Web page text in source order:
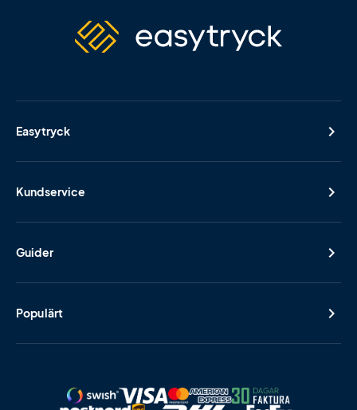
Easytryck
Kundservice
Guider
Populärt